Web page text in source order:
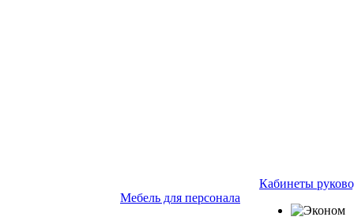
Мебель для персонала
Кабинеты